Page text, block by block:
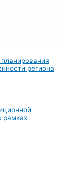
региона
рамках